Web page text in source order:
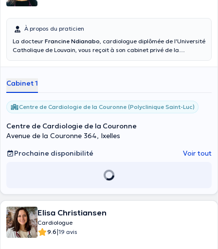
À propos du praticien
La docteur Francine Ndianabo, cardiologue diplômée de l'Université
Catholique de Louvain, vous reçoit à son cabinet privé de la
Elle réalise des consultations de cardiologie pour les adultes et les
ainsi qu’une mise au point cardiologique non interventionnelle
complète, à savoir : électrocardiogramme, échographie cardiaque,
test d’effort, contrôle de pacemaker et défibrillateur, holter de
rythme et holter tensionnel.
Cabinet 1
Centre de Cardiologie de la Couronne (Polyclinique Saint-Luc)
Centre de Cardiologie de la Couronne
Avenue de la Couronne 364, Ixelles
Prochaine disponibilité
Voir tout
Elisa Christiansen
Cardiologue
9.6|19 avis